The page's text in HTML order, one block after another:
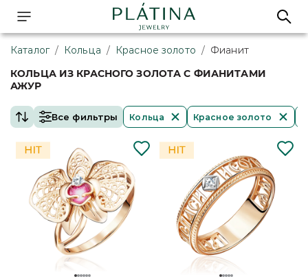
Каталог / Кольца / Красное золото / Фианит
КОЛЬЦА ИЗ КРАСНОГО ЗОЛОТА С ФИАНИТАМИ
АЖУР
Все фильтры Кольца Красное золото